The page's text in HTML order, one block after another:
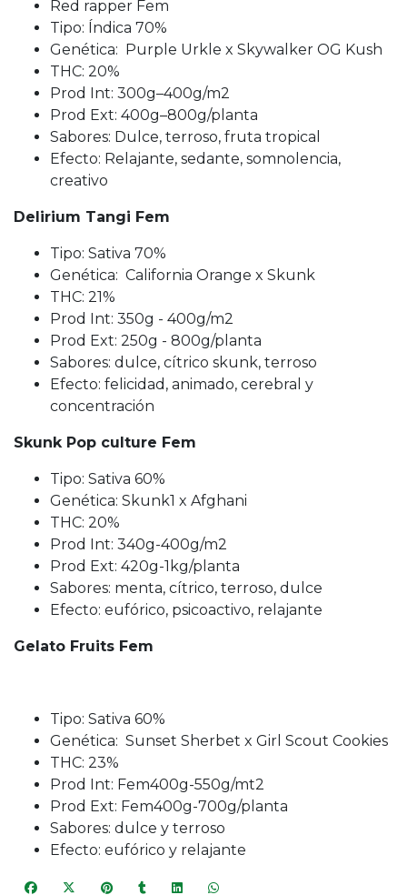
Red rapper Fem
Tipo: Índica 70%
Genética: Purple Urkle x Skywalker OG Kush
THC: 20%
Prod Int: 300g–400g/m2
Prod Ext: 400g–800g/planta
Sabores: Dulce, terroso, fruta tropical
Efecto: Relajante, sedante, somnolencia,
creativo
Delirium Tangi Fem
Tipo: Sativa 70%
Genética: California Orange x Skunk
THC: 21%
Prod Int: 350g - 400g/m2
Prod Ext: 250g - 800g/planta
Sabores: dulce, cítrico skunk, terroso
Efecto: felicidad, animado, cerebral y
concentración
Skunk Pop culture Fem
Tipo: Sativa 60%
Genética: Skunk1 x Afghani
THC: 20%
Prod Int: 340g-400g/m2
Prod Ext: 420g-1kg/planta
Sabores: menta, cítrico, terroso, dulce
Efecto: eufórico, psicoactivo, relajante
Gelato Fruits Fem
Tipo: Sativa 60%
Genética: Sunset Sherbet x Girl Scout Cookies
THC: 23%
Prod Int: Fem400g-550g/mt2
Prod Ext: Fem400g-700g/planta
Sabores: dulce y terroso
Efecto: eufórico y relajante